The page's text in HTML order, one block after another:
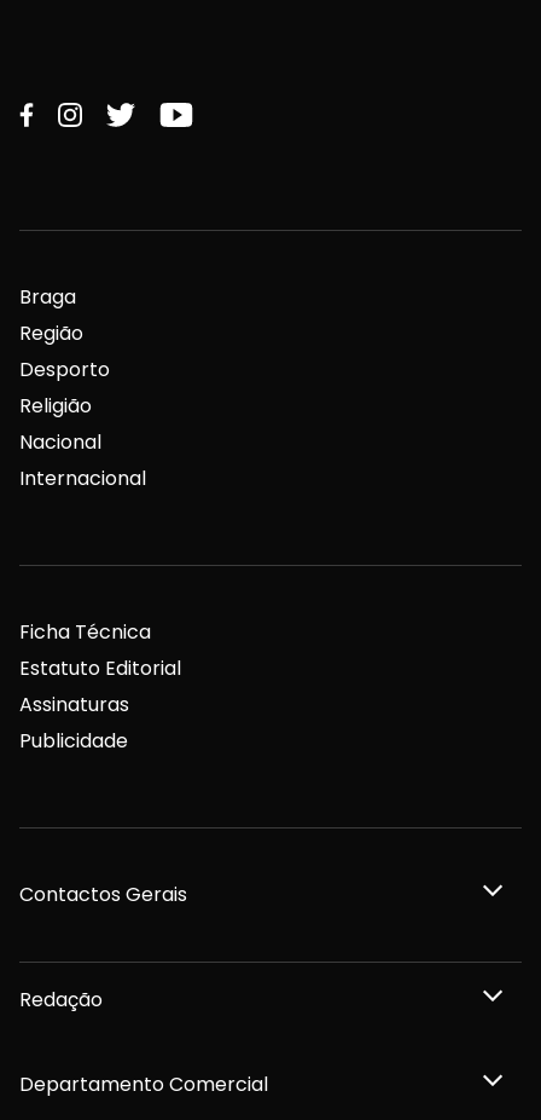
Braga
Região
Desporto
Religião
Nacional
Internacional
Ficha Técnica
Estatuto Editorial
Assinaturas
Publicidade
Contactos Gerais
Redação
Departamento Comercial